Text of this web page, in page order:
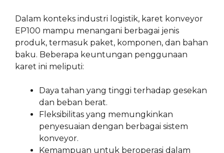
Dalam konteks industri logistik, karet konveyor
EP100 mampu menangani berbagai jenis
produk, termasuk paket, komponen, dan bahan
baku. Beberapa keuntungan penggunaan
karet ini meliputi:
Daya tahan yang tinggi terhadap gesekan
dan beban berat.
Fleksibilitas yang memungkinkan
penyesuaian dengan berbagai sistem
konveyor.
Kemampuan untuk beroperasi dalam